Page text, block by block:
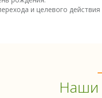
и целевого
Наши